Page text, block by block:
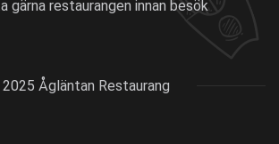
gärna restaurangen innan besök
Ågläntan Restaurang